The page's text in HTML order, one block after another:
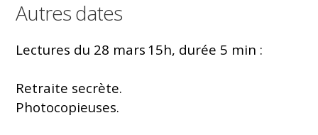
Autres dates
Lectures du 28 mars 15h, durée 5 min :
Retraite secrète.
Photocopieuses.